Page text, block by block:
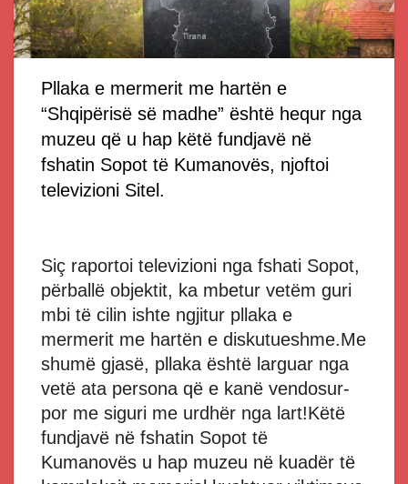
Pllaka e mermerit me hartën e
“Shqipërisë së madhe” është hequr nga
muzeu që u hap këtë fundjavë në
fshatin Sopot të Kumanovës, njoftoi
televizioni Sitel.
Siç raportoi televizioni nga fshati Sopot,
përballë objektit, ka mbetur vetëm guri
mbi të cilin ishte ngjitur pllaka e
mermerit me hartën e diskutueshme.Me
shumë gjasë, pllaka është larguar nga
vetë ata persona që e kanë vendosur-
por me siguri me urdhër nga lart!Këtë
fundjavë në fshatin Sopot të
Kumanovës u hap muzeu në kuadër të